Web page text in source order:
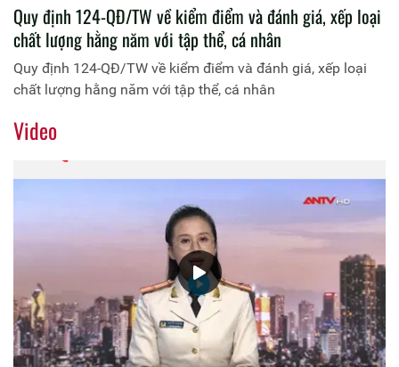
Quy định 124-QĐ/TW về kiểm điểm và đánh giá, xếp loại
chất lượng hằng năm với tập thể, cá nhân
Quy định 124-QĐ/TW về kiểm điểm và đánh giá, xếp loại
chất lượng hằng năm với tập thể, cá nhân
Video